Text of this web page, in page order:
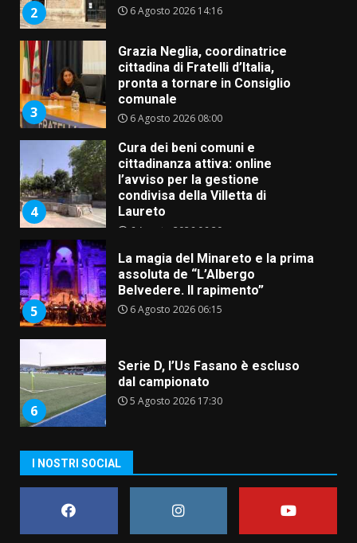
2 6 Agosto 2026 14:16
3
Grazia Neglia, coordinatrice
cittadina di Fratelli d’Italia,
pronta a tornare in Consiglio
comunale
6 Agosto 2026 08:00
4
Cura dei beni comuni e
cittadinanza attiva: online
l’avviso per la gestione
condivisa della Villetta di
Laureto
6 Agosto 2026 06:20
5
La magia del Minareto e la prima
assoluta de “L’Albergo
Belvedere. Il rapimento”
6 Agosto 2026 06:15
6
Serie D, l’Us Fasano è escluso
dal campionato
5 Agosto 2026 17:30
Truffatori in azione nelle
I NOSTRI SOCIAL